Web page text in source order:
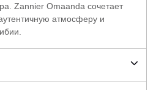
Zannier Omaanda сочетает
атмосферу и